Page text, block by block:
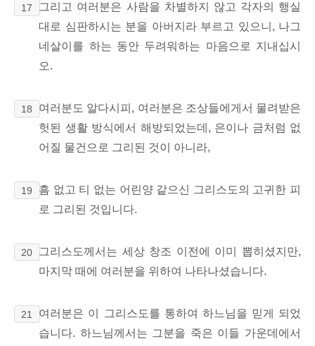
17 그리고 여러분은 사람을 차별하지 않고 각자의 행실
대로 심판하시는 분을 아버지라 부르고 있으니, 나그
네살이를 하는 동안 두려워하는 마음으로 지내십시
오.
18
여러분도 알다시피, 여러분은 조상들에게서 물려받은
헛된 생활 방식에서 해방되었는데, 은이나 금처럼 없
어질 물건으로 그리된 것이 아니라,
19 흠 없고 티 없는 어린양같으신 그리스도의 고귀한 피
로 그리된 것입니다.
20 그리스도께서는 세상 창조 이전에
이미 뽑히셨지만,
마지막 때에 여러분을 위하여 나타나셨습니다.
21
여러분은 이 그리스도를 통하여 하느님을 믿게 되었
습니다. 하느님께서는 그분을 죽은 이들 가운데에서